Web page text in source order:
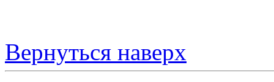
Вернуться наверх